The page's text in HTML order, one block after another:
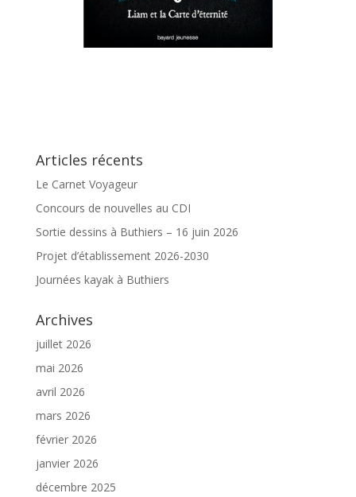
Articles récents
Le Carnet Voyageur
Concours de nouvelles au CDI
Sortie dessins à Buthiers – 16 juin 2026
Projet d’établissement 2026-2030
Journées kayak à Buthiers
Archives
juillet 2026
mai 2026
avril 2026
mars 2026
février 2026
janvier 2026
décembre 2025